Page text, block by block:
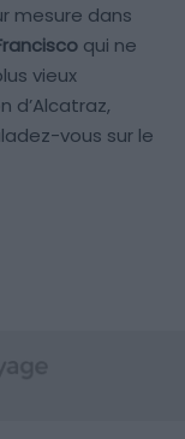
mesure dans
qui ne
vieux
d’Alcatraz,
vous sur le